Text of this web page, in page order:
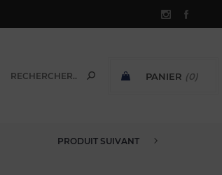
PANIER (0)
PRODUIT SUIVANT